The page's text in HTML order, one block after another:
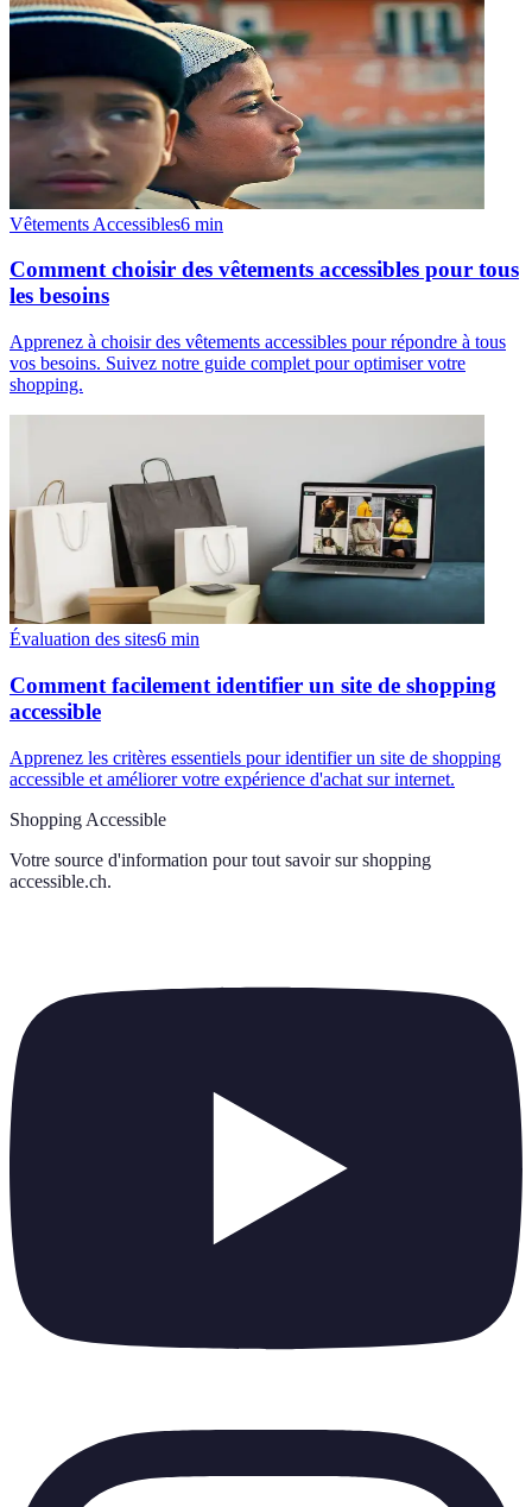
Vêtements Accessibles6 min
Comment choisir des vêtements accessibles pour tous
les besoins
Apprenez à choisir des vêtements accessibles pour répondre à tous
vos besoins. Suivez notre guide complet pour optimiser votre
shopping.
Évaluation des sites6 min
Comment facilement identifier un site de shopping
accessible
Apprenez les critères essentiels pour identifier un site de shopping
accessible et améliorer votre expérience d'achat sur internet.
Shopping Accessible
Votre source d'information pour tout savoir sur shopping
accessible.ch.